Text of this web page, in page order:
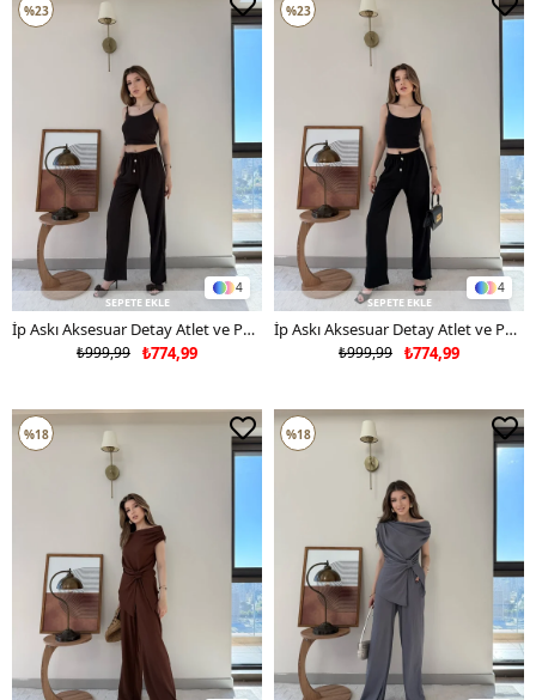
4
SEPETE EKLE
İp Askı Aksesuar Detay Atlet ve Pantolonlu Gofre İkili Takım Acı Kahve 2336
₺774,99
₺999,99
%23
4
SEPETE EKLE
İp Askı Aksesuar Detay Atlet ve Pantolonlu Gofre İkili Takım Siyah 2336
₺774,99
₺999,99
%23
%18 %18